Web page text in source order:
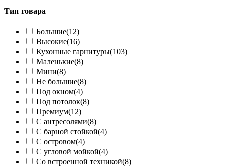
Тип товара
Большие(12)
Высокие(16)
Кухонные гарнитуры(103)
Маленькие(8)
Мини(8)
Не большие(8)
Под окном(4)
Под потолок(8)
Премиум(12)
С антресолями(8)
С барной стойкой(4)
С островом(4)
С угловой мойкой(4)
Со встроенной техникой(8)